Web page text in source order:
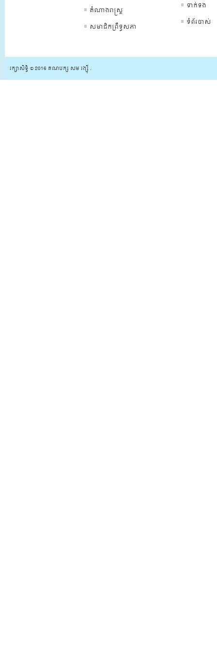
តំណាងរាស្រ្ត
សមាជិកព្រឺទ្ធសភា
ទាក់ទង
ទំព័រចាស់
រក្សាសិទ្ធិ © 2016 គណបក្ស សម រង្ស៊ី .